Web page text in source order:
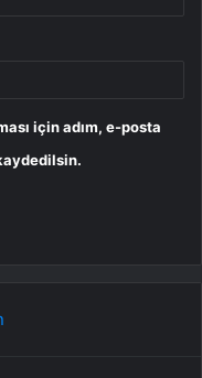
için adım, e-posta